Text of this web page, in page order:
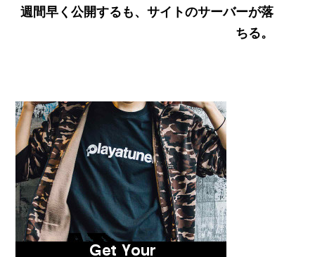
週間早く公開するも、サイトのサーバーが落
ちる。